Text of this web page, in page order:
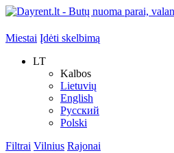
Miestai Įdėti skelbimą
LT
Kalbos
Lietuvių
English
Русский
Polski
Filtrai Vilnius Rajonai